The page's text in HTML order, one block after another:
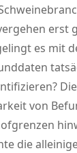
erst
es mit
von
die